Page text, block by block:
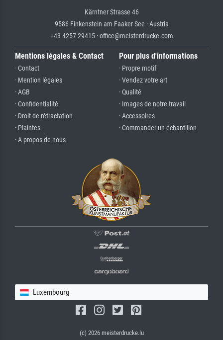
Kärntner Strasse 46
9586 Finkenstein am Faaker See · Austria
+43 4257 29415 · office@meisterdrucke.com
Mentions légales & Contact
· Contact
· Mention légales
· AGB
· Confidentialité
· Droit de rétractation
· Plaintes
· A propos de nous
Pour plus d'informations
· Propre motif
· Vendez votre art
· Qualité
· Images de notre travail
· Accessoires
· Commander un échantillon
Luxembourg
(c) 2026 meisterdrucke.lu